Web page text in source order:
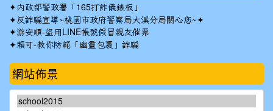
✦ 內政部警政署「165打詐儀錶板」
✦反詐騙宣導~桃園市政府警察局大溪分局關心您~✦
✦游安順-盜用LINE帳號假冒親友催票
✦賴可-教你防範「幽靈包裹」詐騙
網站佈景